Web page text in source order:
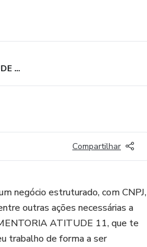
MENTORIA ATITUDE 11
Compartilhar
negócio estruturado, com CNPJ,
outras ações necessárias a
ATITUDE 11, que te
trabalho de forma a ser